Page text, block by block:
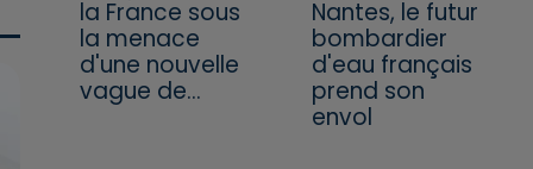
la France sous
la menace
d'une nouvelle
vague de...
Nantes, le futur
bombardier
d'eau français
prend son
envol